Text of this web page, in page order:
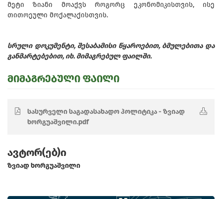
მეტი ზიანი მოაქვს როგორც ეკონომიკისთვის, ისე
თითოეული მოქალაქისთვის.
სრული დოკუმენტი, შესაბამისი წყაროებით, ბმულებითა და
განმარტებებით, იხ. მიმაგრებულ ფაილში.
მიმაგრებული ფაილი
სასურველი საგადასახადო პოლიტიკა - ზვიად
ხორგუაშვილი.pdf
ავტორ(ებ)ი
ზვიად ხორგუაშვილი